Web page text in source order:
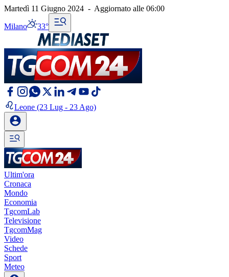
Martedì 11 Giugno 2024 - Aggiornato alle 06:00
Milano 33°
Leone (23 Lug - 23 Ago)
Ultim'ora
Cronaca
Mondo
Economia
TgcomLab
Televisione
TgcomMag
Video
Schede
Sport
Meteo